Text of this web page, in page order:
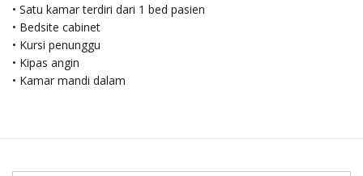
• Satu kamar terdiri dari 1 bed pasien
• Bedsite cabinet
• Kursi penunggu
• Kipas angin
• Kamar mandi dalam